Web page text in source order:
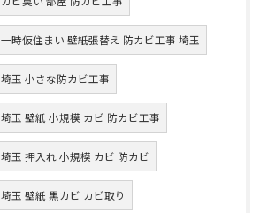
一時仮住まい 壁紙張替え 防カビ工事 埼玉
埼玉 小さな防カビ工事
埼玉 壁紙 小規模 カビ 防カビ工事
埼玉 押入れ 小規模 カビ 防カビ
埼玉 壁紙 黒カビ カビ取り